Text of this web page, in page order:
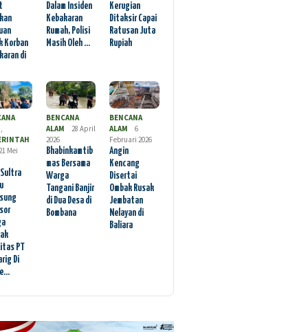
Korban
di
Dalam Insiden
Kebakaran
Rumah, Polisi
Masih Oleh …
Kerugian
Ditaksir Capai
Ratusan Juta
Rupiah
,
Mei
Sultra
PT
Di
BENCANA
ALAM
28 April
2026
Bhabinkamtib
mas Bersama
Warga
Tangani Banjir
di Dua Desa di
Bombana
BENCANA
ALAM
6
Februari 2026
Angin
Kencang
Disertai
Ombak Rusak
Jembatan
Nelayan di
Baliara